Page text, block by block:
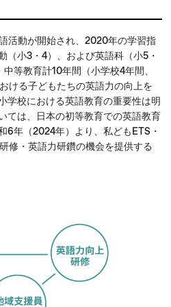
活動が開始され、2020年の学習指
（小3・4）、および英語科（小5・
等教育計10年間（小学校4年間、
ける子どもたちの英語力の向上を
学校における英語教育の重要性は明
ては、日本の初等教育での英語教育
6年（2024年）より、私どもETS・
修・英語力研鑽の機会を提供する